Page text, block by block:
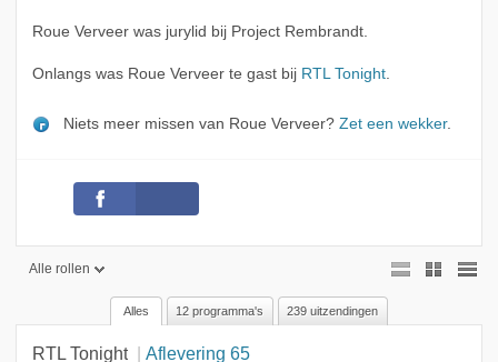
Roue Verveer was jurylid bij Project Rembrandt.
Onlangs was Roue Verveer te gast bij RTL Tonight.
Niets meer missen van Roue Verveer? Zet een wekker.
Alle rollen
Alle rollen
Alles 12 programma's 239 uitzendingen
RTL Tonight Aflevering 65